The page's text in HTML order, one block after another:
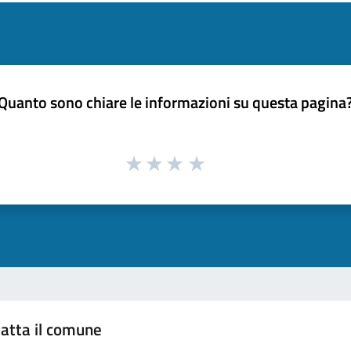
sono chiare le informazioni su questa
il comune